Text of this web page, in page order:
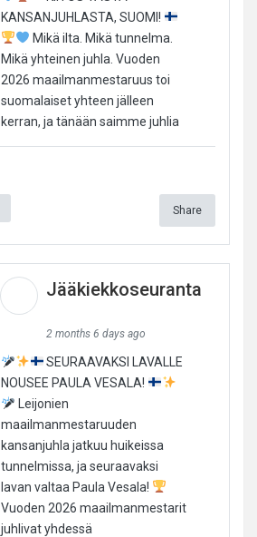
KANSANJUHLASTA, SUOMI!
Mikä ilta. Mikä tunnelma.
Mikä yhteinen juhla. Vuoden
2026 maailmanmestaruus toi
suomalaiset yhteen jälleen
kerran, ja tänään saimme juhlia
Share
Jääkiekkoseuranta
2 months 6 days ago
SEURAAVAKSI LAVALLE
NOUSEE PAULA VESALA!
Leijonien
maailmanmestaruuden
kansanjuhla jatkuu huikeissa
tunnelmissa, ja seuraavaksi
lavan valtaa Paula Vesala!
Vuoden 2026 maailmanmestarit
juhlivat yhdessä